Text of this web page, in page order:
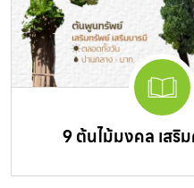
9 ต้นไม้มงคล เสริ